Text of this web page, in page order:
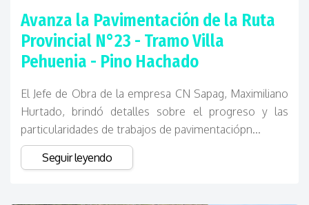
Avanza la Pavimentación de la Ruta
Provincial N°23 - Tramo Villa
Pehuenia - Pino Hachado
El Jefe de Obra de la empresa CN Sapag, Maximiliano
Hurtado, brindó detalles sobre el progreso y las
particularidades de trabajos de pavimentaciópn...
Seguir leyendo